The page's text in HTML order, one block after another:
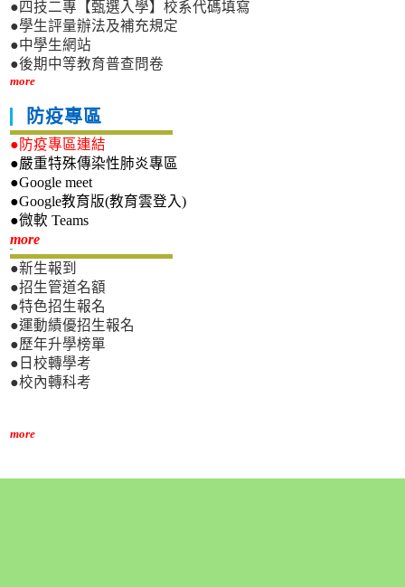
●四技二專【甄選入學】校系代碼填寫
●學生評量辦法及補充規定
●中學生網站
●後期中等教育普查問卷
more
防疫專區
●防疫專區連結
●嚴重特殊傳染性肺炎專區
●Google meet
●Google教育版(教育雲登入)
●微軟 Teams
more新生專區
●新生報到
●招生管道名額
●特色招生報名
●運動績優招生報名
●歷年升學榜單
●日校轉學考
●校內轉科考
more